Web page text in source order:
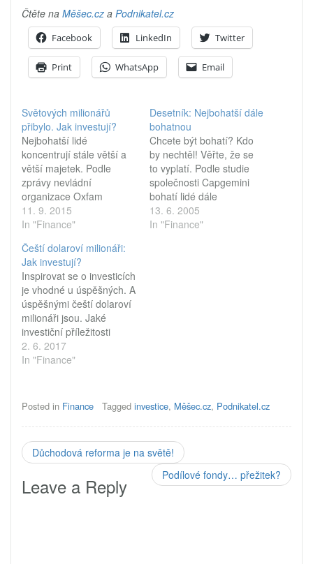
Čtěte na Měšec.cz a Podnikatel.cz
Facebook LinkedIn Twitter
Print WhatsApp Email
Světových milionářů
přibylo. Jak investují?
Nejbohatší lidé
koncentrují stále větší a
větší majetek. Podle
zprávy nevládní
organizace Oxfam
o rozložení světového
bohatství již v roce
nejbohatších lidí vlastnit
přes polovinu světového
bohatství. Proč ale bohatí
dále bohatnou? Počet
dolarových milionářů
v roce 2014 stoupl na
14,6 milionu lidí
s majetkem 56,4 bil.
USD. Při současné
11. 9. 2015
In "Finance"
Desetník: Nejbohatší dále
bohatnou
Chcete být bohatí? Kdo
by nechtěl! Věřte, že se
to vyplatí. Podle studie
společnosti Capgemini
bohatí lidé dále
bohatnou. Když se vám
zbohatnout nepodaří,
13. 6. 2005
In "Finance"
Čeští dolaroví milionáři:
Jak investují?
Inspirovat se o investicích
je vhodné u úspěšných. A
úspěšnými čeští dolaroví
milionáři jsou. Jaké
investiční příležitosti
vnímají jako nejlepší pro
příští období? A jak přišli
slovenských dolarových
sedmým rokem J&T Bank
v rámci svého průzkumu
Wealth Report 2017.
mezi…
2. 6. 2017
In "Finance"
Posted in Finance Tagged investice, Měšec.cz, Podnikatel.cz
Důchodová reforma je na světě!
Podílové fondy… přežitek?
Leave a Reply